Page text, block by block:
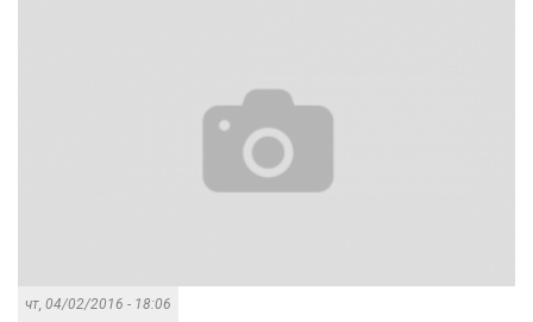
чт, 04/02/2016 - 18:06